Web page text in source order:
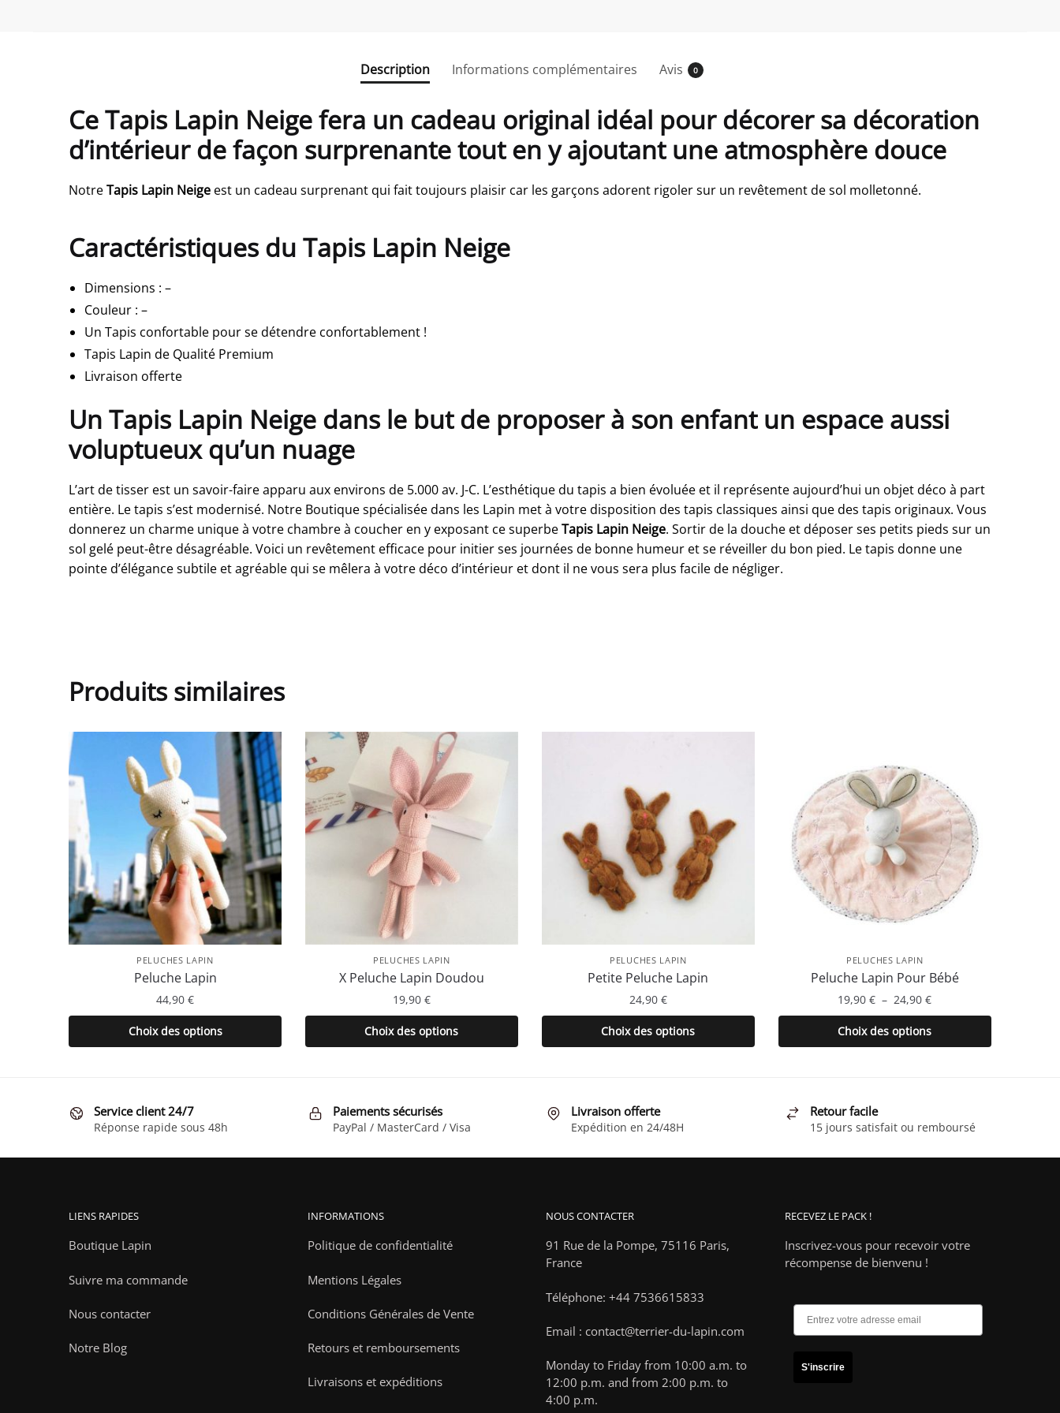
Description Informations complémentaires Avis 0
Ce Tapis Lapin Neige fera un cadeau original idéal pour décorer sa décoration
d’intérieur de façon surprenante tout en y ajoutant une atmosphère douce
NotreTapis Lapin Neige est un cadeau surprenant qui fait toujours plaisir car les garçons adorent rigoler sur un revêtement de sol molletonné.
Caractéristiques du Tapis Lapin Neige
Dimensions :–
Couleur :–
Un Tapis confortable pour se détendre confortablement !
Tapis Lapin de Qualité Premium
Livraison offerte
Un Tapis Lapin Neige dans le but de proposer à son enfant un espace aussi
voluptueux qu’un nuage
L’art de tisser est un savoir-faire apparu aux environs de 5.000 av. J-C. L’esthétique du tapis a bien évoluée et il représente aujourd’hui un objet déco à part
entière. Le tapis s’est modernisé. Notre Boutique spécialisée dans les Lapin met à votre disposition des tapis classiques ainsi que des tapis originaux. Vous
donnerez un charme unique à votre chambre à coucher en y exposant ce superbeTapis Lapin Neige. Sortir de la douche et déposer ses petits pieds sur un
sol gelé peut-être désagréable. Voici un revêtement efficace pour initier ses journées de bonne humeur et se réveiller du bon pied. Le tapis donne une
pointe d’élégance subtile et agréable qui se mêlera à votre déco d’intérieur et dont il ne vous sera plus facile de négliger.
Produits similaires
PELUCHES LAPIN
Peluche Lapin
44,90 €
Choix des options
Ce
produit
variations.
Les
du
PELUCHES LAPIN
X Peluche Lapin Doudou
19,90 €
Choix des options
Ce
produit
variations.
Les
la
PELUCHES LAPIN
Petite Peluche Lapin
24,90 €
Choix des options
Ce
produit
variations.
Les
la
produit
PELUCHES LAPIN
Peluche Lapin Pour Bébé
19,90€ – 24,90€Plage
de
prix :
19,90 €
Choix des options
Ce
produit
Les
la
page
produit
Service client 24/7
Réponse rapide sous 48h
Paiements sécurisés
PayPal / MasterCard / Visa
Livraison offerte
Expédition en 24/48H
Retour facile
15 jours satisfait ou remboursé
LIENS RAPIDES
Boutique Lapin
Suivre ma commande
Nous contacter
Notre Blog
INFORMATIONS
Politique de confidentialité
Mentions Légales
Conditions Générales de Vente
Retours et remboursements
Livraisons et expéditions
NOUS CONTACTER
91 Rue de la Pompe, 75116 Paris,
France
Téléphone: +44 7536615833
Email : contact@terrier-du-lapin.com
Monday to Friday from 10:00 a.m. to
12:00 p.m. and from 2:00 p.m. to
4:00 p.m.
RECEVEZ LE PACK !
Inscrivez-vous pour recevoir votre
récompense de bienvenu !
S'inscrire